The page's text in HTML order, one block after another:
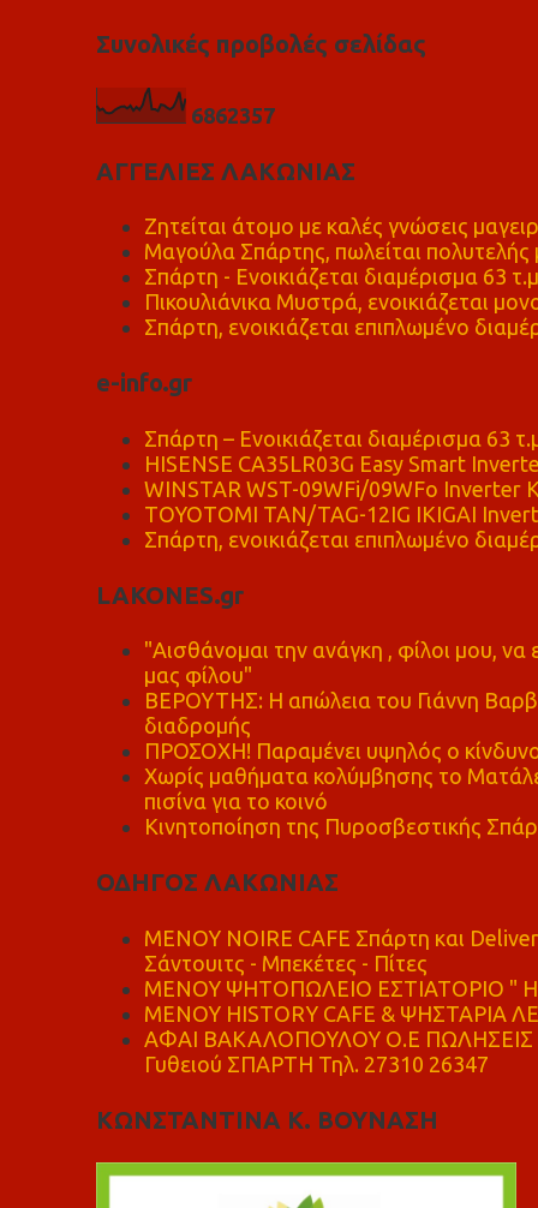
Συνολικές προβολές σελίδας
6862357
ΑΓΓΕΛΙΕΣ ΛΑΚΩΝΙΑΣ
Ζητείται άτομο με καλές γνώσεις
Μαγούλα Σπάρτης, πωλείται πολυτελής
Σπάρτη - Ενοικιάζεται διαμέρισμα 63 τ.μ
Πικουλιάνικα Μυστρά, ενοικιάζεται
Σπάρτη, ενοικιάζεται επιπλωμένο
e-info.gr
Σπάρτη – Ενοικιάζεται διαμέρισμα 63
HISENSE CA35LR03G Easy Smart
WINSTAR WST-09WFi/09WFo Inverter
TOYOTOMI TAN/TAG-12IG IKIGAI
Σπάρτη, ενοικιάζεται επιπλωμένο
LAKONES.gr
"Αισθάνομαι την ανάγκη , φίλοι μου,
μας φίλου"
ΒΕΡΟΥΤΗΣ: Η απώλεια του Γιάννη
διαδρομής
ΠΡΟΣΟΧΗ! Παραμένει υψηλός ο
Χωρίς μαθήματα κολύμβησης το
πισίνα για το κοινό
Κινητοποίηση της Πυροσβεστικής
ΟΔΗΓΟΣ ΛΑΚΩΝΙΑΣ
MENOY NOIRE CAFE Σπάρτη και
Σάντουιτς - Μπεκέτες - Πίτες
ΜΕΝΟΥ ΨΗΤΟΠΩΛΕΙΟ ΕΣΤΙΑΤΟΡΙΟ "
ΜΕΝΟΥ HISTORY CAFE & ΨΗΣΤΑΡΙΑ
ΑΦΑΙ ΒΑΚΑΛΟΠΟΥΛΟΥ Ο.Ε ΠΩΛΗΣΕΙΣ
Γυθειού ΣΠΑΡΤΗ Τηλ. 27310 26347
ΚΩΝΣΤΑΝΤΙΝΑ Κ. ΒΟΥΝΑΣΗ